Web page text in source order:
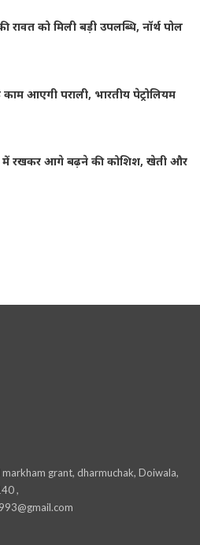
रावत को मिली बड़ी उपलब्धि, नॉर्थ पोल
आएगी पराली, भारतीय पेट्रोलियम
में रखकर आगे बढ़ने की कोशिश, खेती और
grant, dharmuchak, Doiwala,
,